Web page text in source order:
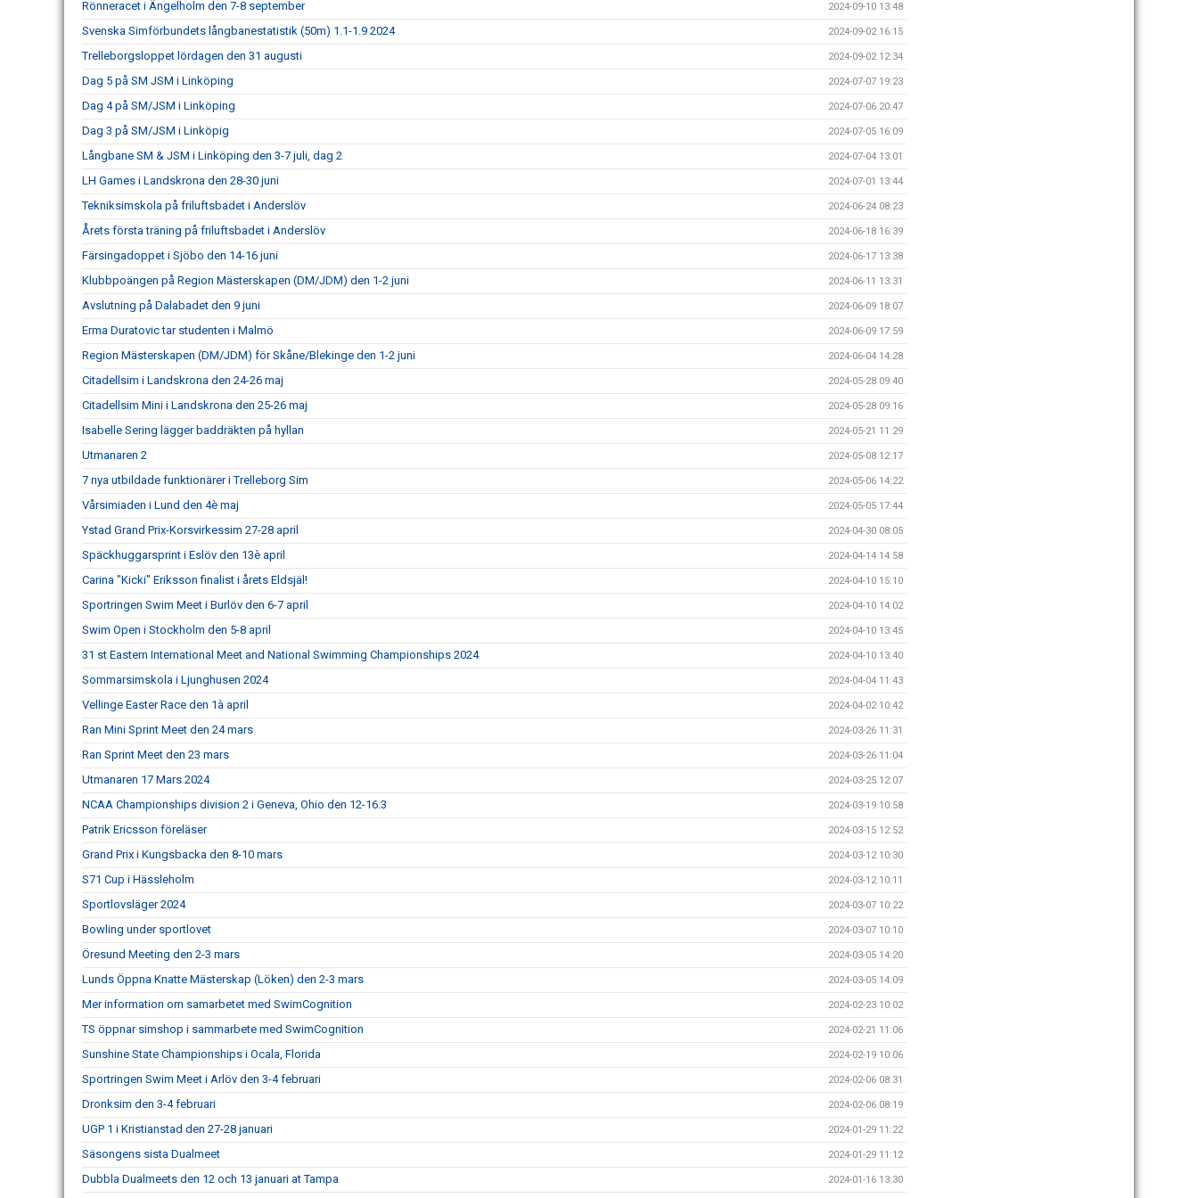
Rönneracet i Ängelholm den 7-8 september 2024-09-10 13:48
Svenska Simförbundets långbanestatistik (50m) 1.1-1.9 2024 2024-09-02 16:15
Trelleborgsloppet lördagen den 31 augusti 2024-09-02 12:34
Dag 5 på SM JSM i Linköping 2024-07-07 19:23
Dag 4 på SM/JSM i Linköping 2024-07-06 20:47
Dag 3 på SM/JSM i Linköpig 2024-07-05 16:09
Långbane SM & JSM i Linköping den 3-7 juli, dag 2 2024-07-04 13:01
LH Games i Landskrona den 28-30 juni 2024-07-01 13:44
Tekniksimskola på friluftsbadet i Anderslöv 2024-06-24 08:23
Årets första träning på friluftsbadet i Anderslöv 2024-06-18 16:39
Färsingadoppet i Sjöbo den 14-16 juni 2024-06-17 13:38
Klubbpoängen på Region Mästerskapen (DM/JDM) den 1-2 juni 2024-06-11 13:31
Avslutning på Dalabadet den 9 juni 2024-06-09 18:07
Erma Duratovic tar studenten i Malmö 2024-06-09 17:59
Region Mästerskapen (DM/JDM) för Skåne/Blekinge den 1-2 juni 2024-06-04 14:28
Citadellsim i Landskrona den 24-26 maj 2024-05-28 09:40
Citadellsim Mini i Landskrona den 25-26 maj 2024-05-28 09:16
Isabelle Sering lägger baddräkten på hyllan 2024-05-21 11:29
Utmanaren 2 2024-05-08 12:17
7 nya utbildade funktionärer i Trelleborg Sim 2024-05-06 14:22
Vårsimiaden i Lund den 4è maj 2024-05-05 17:44
Ystad Grand Prix-Korsvirkessim 27-28 april 2024-04-30 08:05
Späckhuggarsprint i Eslöv den 13è april 2024-04-14 14:58
Carina "Kicki" Eriksson finalist i årets Eldsjäl! 2024-04-10 15:10
Sportringen Swim Meet i Burlöv den 6-7 april 2024-04-10 14:02
Swim Open i Stockholm den 5-8 april 2024-04-10 13:45
31 st Eastern International Meet and National Swimming Championships 2024 2024-04-10 13:40
Sommarsimskola i Ljunghusen 2024 2024-04-04 11:43
Vellinge Easter Race den 1à april 2024-04-02 10:42
Ran Mini Sprint Meet den 24 mars 2024-03-26 11:31
Ran Sprint Meet den 23 mars 2024-03-26 11:04
Utmanaren 17 Mars 2024 2024-03-25 12:07
NCAA Championships division 2 i Geneva, Ohio den 12-16.3 2024-03-19 10:58
Patrik Ericsson föreläser 2024-03-15 12:52
Grand Prix i Kungsbacka den 8-10 mars 2024-03-12 10:30
S71 Cup i Hässleholm 2024-03-12 10:11
Sportlovsläger 2024 2024-03-07 10:22
Bowling under sportlovet 2024-03-07 10:10
Öresund Meeting den 2-3 mars 2024-03-05 14:20
Lunds Öppna Knatte Mästerskap (Löken) den 2-3 mars 2024-03-05 14:09
Mer information om samarbetet med SwimCognition 2024-02-23 10:02
TS öppnar simshop i sammarbete med SwimCognition 2024-02-21 11:06
Sunshine State Championships i Ocala, Florida 2024-02-19 10:06
Sportringen Swim Meet i Arlöv den 3-4 februari 2024-02-06 08:31
Dronksim den 3-4 februari 2024-02-06 08:19
UGP 1 i Kristianstad den 27-28 januari 2024-01-29 11:22
Säsongens sista Dualmeet 2024-01-29 11:12
Dubbla Dualmeets den 12 och 13 januari at Tampa 2024-01-16 13:30